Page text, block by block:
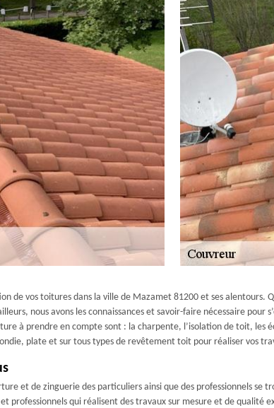
de vos toitures dans la ville de Mazamet 81200 et ses alentours.
nous avons les connaissances et savoir-faire nécessaire
à prendre en compte sont : la charpente, l’isolation de toit, les
plate et sur tous types de revêtement toit pour réaliser vos
et de zinguerie des particuliers ainsi que des professionnels se
professionnels qui réalisent des travaux sur mesure et de